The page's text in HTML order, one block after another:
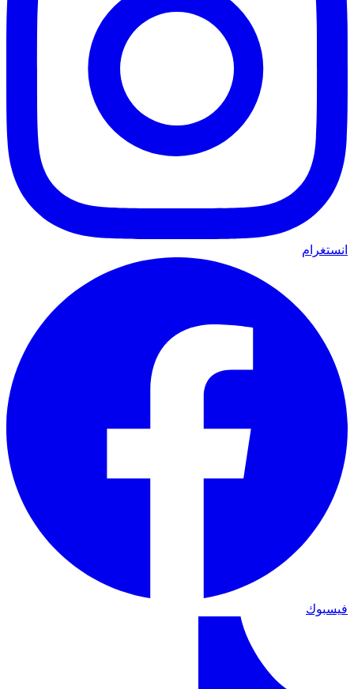
انستغرام
فيسبوك